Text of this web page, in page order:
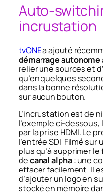
Auto-
incrustation
tvONEa ajouté
démarrage autonome
relier une sources et
qu’en quelques
dans la bonne
sur aucun bouton.
L’incrustation est de
l’exemple ci-dessous,
par la prise HDMI. Le
l’entrée SDI. Filmé
plus qu’à supprimer
decanal alpha: une
effacer facilement. Il
d’ajouter un logo en
stocké en mémoire